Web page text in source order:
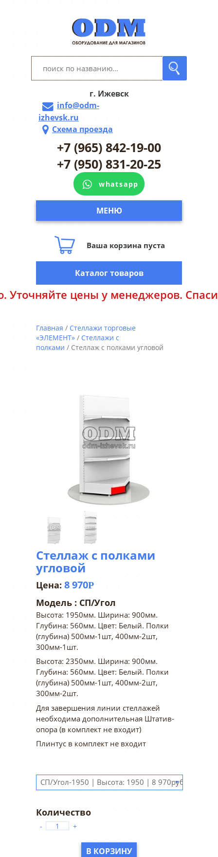
г. Ижевск
info@odm-
izhevsk.ru
Схема проезда
+7 (965) 842-19-00
+7 (950) 831-20-25
whatsapp
МЕНЮ
Ваша корзина пуста
цены у менеджеров. Спасибо за
Каталог товаров
Главная / Стеллажи торговые
«ЭЛЕМЕНТ» / Стеллажи с
полками / Стеллаж с полками угловой
Стеллаж с полками
угловой
8 970Р
Модель : СП/Угол
Высота: 1950мм. Ширина: 900мм.
Глубина: 560мм. Цвет: Белый. Полки
(глубина) 500мм-1шт, 400мм-2шт,
300мм-1шт.
Высота: 2350мм. Ширина: 900мм.
Глубина: 560мм. Цвет: Белый. Полки
(глубина) 500мм-1шт, 400мм-2шт,
300мм-2шт.
Для завершения линии стеллажей
необходима дополнительная Штатив-
опора (в комплект не входит)
Плинтус в комплект не входит
▼
- +
В КОРЗИНУ